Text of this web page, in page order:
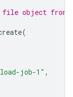
file object from
(
job-1" ,